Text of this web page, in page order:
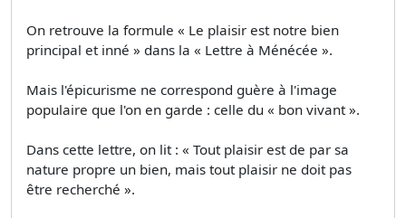
On retrouve la formule « Le plaisir est notre bien
principal et inné » dans la « Lettre à Ménécée ».
Mais l'épicurisme ne correspond guère à l'image
populaire que l'on en garde : celle du « bon vivant ».
Dans cette lettre, on lit : « Tout plaisir est de par sa
nature propre un bien, mais tout plaisir ne doit pas
être recherché ».